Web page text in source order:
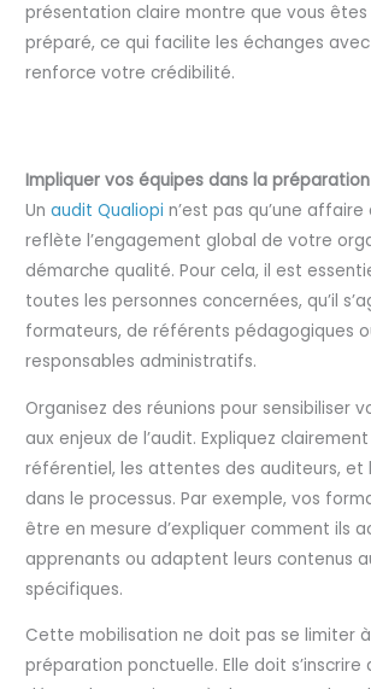
présentation claire montre que vous
préparé, ce qui facilite les échanges
renforce votre crédibilité.
Impliquer vos équipes dans la préparation
Unaudit Qualiopin’est pas qu’une
reflète l’engagement global de votre
démarche qualité. Pour cela, il est
toutes les personnes concernées, qu’il
formateurs, de référents pédagogiques
responsables administratifs.
Organisez des réunions pour sensibiliser
aux enjeux de l’audit. Expliquez
référentiel, les attentes des auditeurs, et
dans le processus. Par exemple, vos
être en mesure d’expliquer comment ils
apprenants ou adaptent leurs contenus
spécifiques.
Cette mobilisation ne doit pas se limiter
préparation ponctuelle. Elle doit s’inscrire